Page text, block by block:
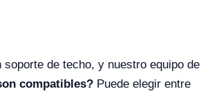
de techo, y nuestro equipo de
compatibles? Puede elegir entre